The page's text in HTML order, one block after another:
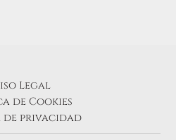
Legal
de Cookies
privacidad